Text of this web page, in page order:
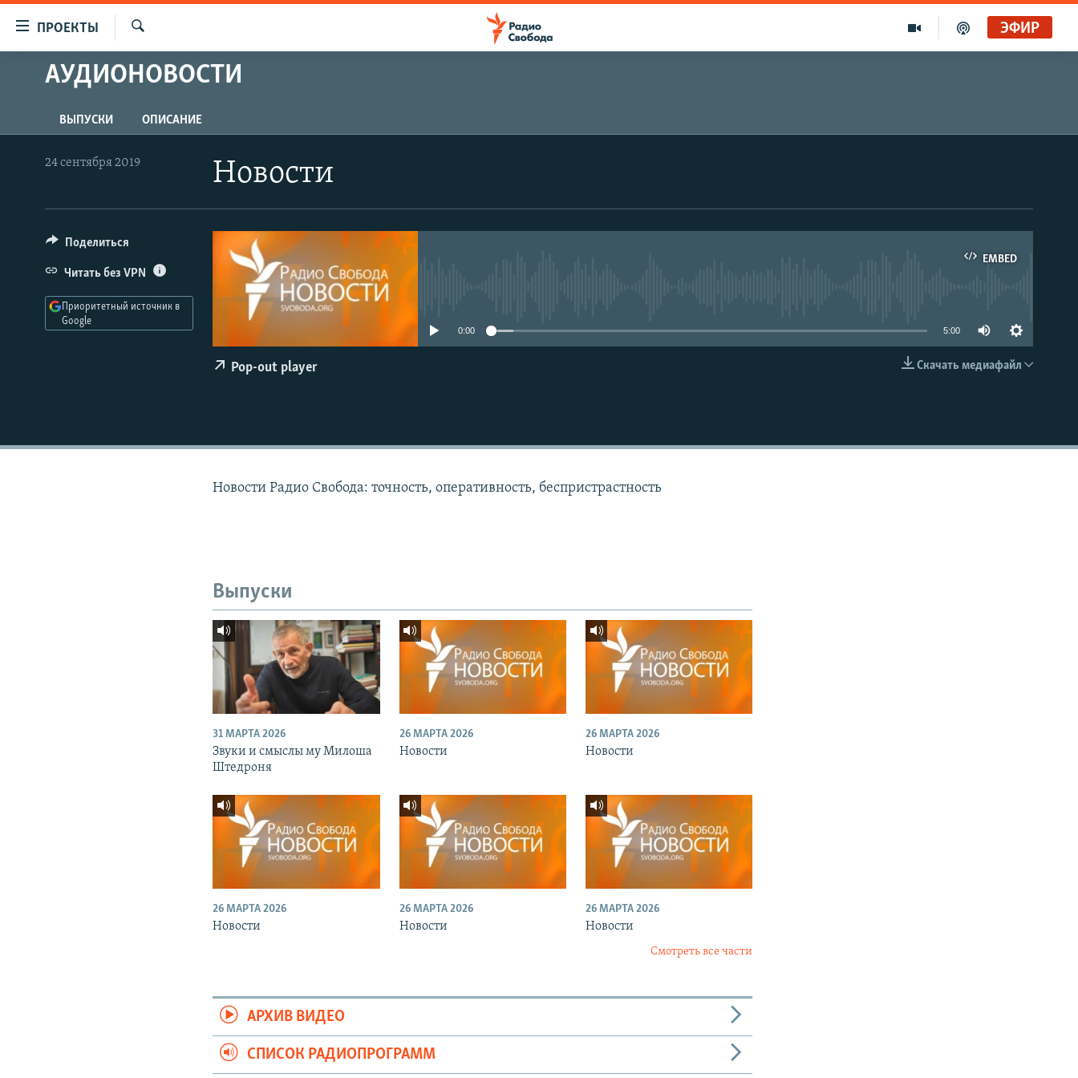
упрощенного
доступа
Вернуться
к
основному
главной
Вернутся
ПРОЕКТЫ
ПРОГРАММЫ
АВТОРСКИЕ ПРОЕКТЫ
ЦИТАТЫ СВОБОДЫ
IDEL.РЕАЛИИ
КАВКАЗ.РЕАЛИИ
СЕВЕР.РЕАЛИИ
СИБИРЬ.РЕАЛИИ
ЭФИР
АУДИОНОВОСТИ
ВЫПУСКИ ОПИСАНИЕ
Новости
24 сентября 2019
EMBED
EMBED
0:00 5:00
Скачать медиафайл
Pop-out player
Поделиться
Читать без VPN
Приоритетный источник в
Google
Новости Радио Свобода: точность, оперативность, беспристрастность
Выпуски
31 МАРТА 2026
Звуки и смыслы му Милоша
Штедроня
26 МАРТА 2026
Новости
26 МАРТА 2026
Новости
26 МАРТА 2026
Новости
26 МАРТА 2026
Новости
26 МАРТА 2026
Новости
Смотреть все части
АРХИВ ВИДЕО
СПИСОК РАДИОПРОГРАММ